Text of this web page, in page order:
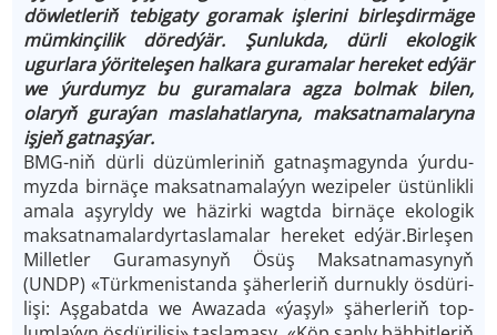
döwletleriň tebigaty goramak işlerini birleşdirmäge
mümkinçilik döredýär. Şunlukda, dürli ekologik
ugurlara ýöriteleşen halkara guramalar hereket edýär
we ýurdumyz bu guramalara agza bolmak bilen,
olaryň guraýan maslahatlaryna, maksatnamalaryna
işjeň gatnaşýar.
BMG-niň dür­li dü­züm­le­ri­niň gat­naş­magyn­da ýur­du­
myz­da bir­nä­çe mak­sat­na­ma­laýyn we­zi­pe­ler üs­tün­lik­li
ama­la aşy­ryl­dy we hä­zir­ki wagt­da bir­nä­çe eko­lo­gik
mak­sat­nama­lar­dyrtas­la­ma­lar he­re­ket ed­ýär.Birle­şen
Mil­let­ler Gura­masynyň Ösüş Mak­satna­ma­sy­nyň
(UNDP) «Türkmenistan­da şä­her­le­riň dur­nuk­ly ös­dü­ri­
li­şi: Aş­ga­bat­da we Awaza­da «ýa­şyl» şä­her­le­riň top­